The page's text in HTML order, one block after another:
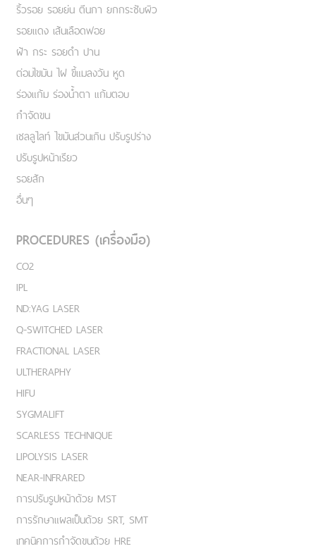
ริ้วรอย รอยย่น ตีนกา ยกกระชับผิว
รอยแดง เส้นเลือดฟอย
ฝ้า กระ รอยดำ ปาน
ต่อมไขมัน ไฝ ขี้แมลงวัน หูด
ร่องแก้ม ร่องน้ำตา แก้มตอบ
กำจัดขน
เชลลูไลท์ ไขมันส่วนเกิน ปรับรูปร่าง
ปรับรูปหน้าเรียว
รอยสัก
อื่นๆ
PROCEDURES (เครื่องมือ)
CO2
IPL
ND:YAG LASER
Q-SWITCHED LASER
FRACTIONAL LASER
ULTHERAPHY
HIFU
SYGMALIFT
SCARLESS TECHNIQUE
LIPOLYSIS LASER
NEAR-INFRARED
การปรับรูปหน้าด้วย MST
การรักษาแผลเป็นด้วย SRT, SMT
เทคนิคการกำจัดขนด้วย HRE